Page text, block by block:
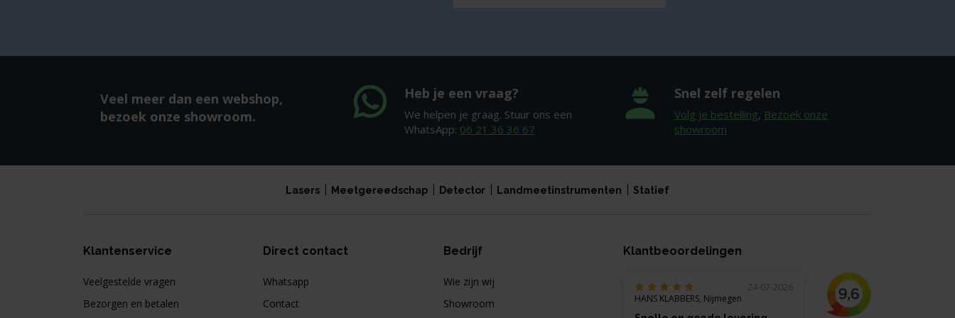
Veel meer dan een webshop,
bezoek onze showroom.
Heb je een vraag?
We helpen je graag. Stuur ons een
WhatsApp: 06 21 36 36 67
Snel zelf regelen
Volg je bestelling, Bezoek onze
showroom
Lasers Meetgereedschap Detector Landmeetinstrumenten Statief
Klantenservice
Veelgestelde vragen
Bezorgen en betalen
Direct contact
Whatsapp
Contact
Bedrijf
Wie zijn wij
Showroom
Klantbeoordelingen
24-07-2026
HANS KLABBERS, Nijmegen